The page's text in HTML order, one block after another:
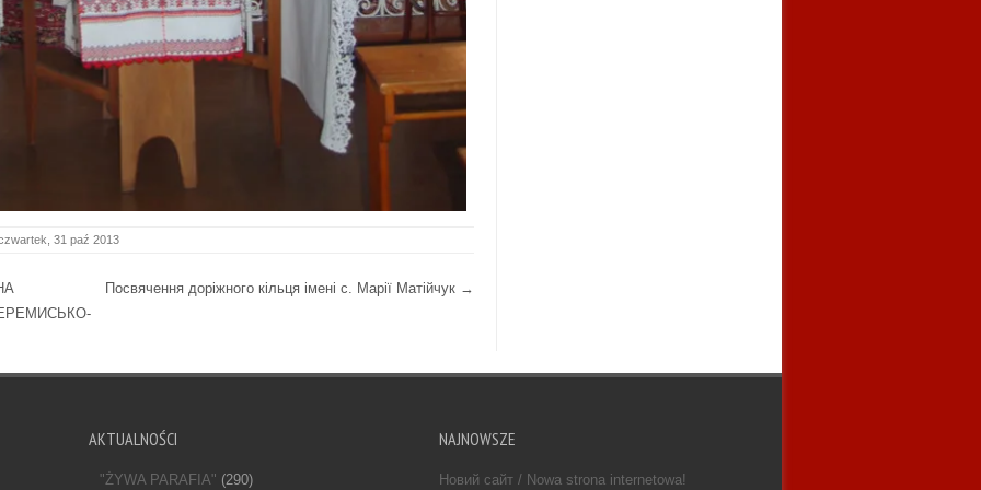
31 paź 2013
Посвячення доріжного кільця імені с. Марії Матійчук →
AKTUALNOŚCI
"ŻYWA PARAFIA" (290)
NAJNOWSZE
Новий сайт / Nowa strona internetowa!